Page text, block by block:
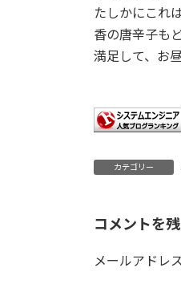
たしかにこれ
香の唐辛子も
満足して、お
カテゴリー
コメントを
メールアドレ